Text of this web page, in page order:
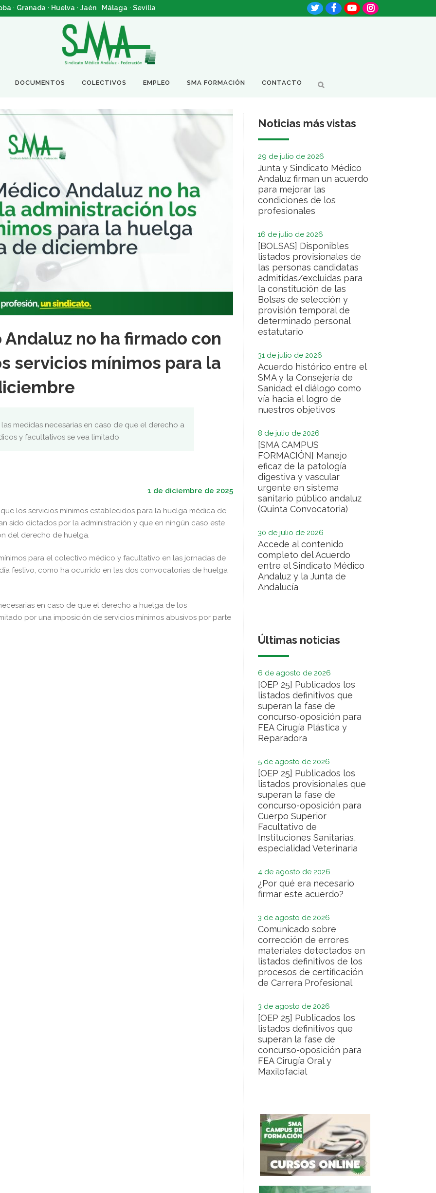
· Granada · Huelva · Jaén · Málaga · Sevilla
DOCUMENTOS COLECTIVOS EMPLEO SMA FORMACIÓN CONTACTO
no ha firmado con
servicios mínimos para la
medidas necesarias en caso de que el derecho a
y facultativos se vea limitado
1 de diciembre de 2025
los servicios mínimos establecidos para la huelga médica de
sido dictados por la administración y que en ningún caso este
del derecho de huelga.
para el colectivo médico y facultativo en las jornadas de
festivo, como ha ocurrido en las dos convocatorias de huelga
en caso de que el derecho a huelga de los
por una imposición de servicios mínimos abusivos por parte
Noticias más vistas
29 de julio de 2026
Junta y Sindicato Médico
Andaluz firman un acuerdo
para mejorar las
condiciones de los
profesionales
16 de julio de 2026
[BOLSAS] Disponibles
listados provisionales de
las personas candidatas
admitidas/excluidas para
la constitución de las
Bolsas de selección y
provisión temporal de
determinado personal
estatutario
31 de julio de 2026
Acuerdo histórico entre el
SMA y la Consejería de
Sanidad: el diálogo como
vía hacia el logro de
nuestros objetivos
8 de julio de 2026
[SMA CAMPUS
FORMACIÓN] Manejo
eficaz de la patología
digestiva y vascular
urgente en sistema
sanitario público andaluz
(Quinta Convocatoria)
30 de julio de 2026
Accede al contenido
completo del Acuerdo
entre el Sindicato Médico
Andaluz y la Junta de
Andalucía
Últimas noticias
6 de agosto de 2026
[OEP 25] Publicados los
listados definitivos que
superan la fase de
concurso-oposición para
FEA Cirugía Plástica y
Reparadora
5 de agosto de 2026
[OEP 25] Publicados los
listados provisionales que
superan la fase de
concurso-oposición para
Cuerpo Superior
Facultativo de
Instituciones Sanitarias,
especialidad Veterinaria
4 de agosto de 2026
¿Por qué era necesario
firmar este acuerdo?
3 de agosto de 2026
Comunicado sobre
corrección de errores
materiales detectados en
listados definitivos de los
procesos de certificación
de Carrera Profesional
3 de agosto de 2026
[OEP 25] Publicados los
listados definitivos que
superan la fase de
concurso-oposición para
FEA Cirugía Oral y
Maxilofacial